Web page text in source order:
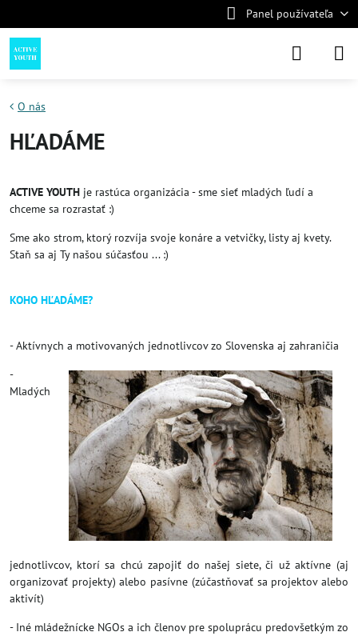
Panel používateľa
O nás
HĽADÁME
ACTIVE YOUTH je rastúca organizácia - sme sieť mladých ľudí a
chceme sa rozrastať :)
Sme ako strom, ktorý rozvíja svoje konáre a vetvičky, listy aj kvety.
Staň sa aj Ty našou súčasťou ... :)
KOHO HĽADÁME?
- Aktívnych a motivovaných jednotlivcov zo Slovenska aj zahraničia
-
Mladých
jednotlivcov, ktorí sa chcú zapojiť do našej siete, či už aktívne (aj
organizovať projekty) alebo pasívne (zúčastňovať sa projektov alebo
aktivít)
- Iné mládežnícke NGOs a ich členov pre spoluprácu predovšetkým zo